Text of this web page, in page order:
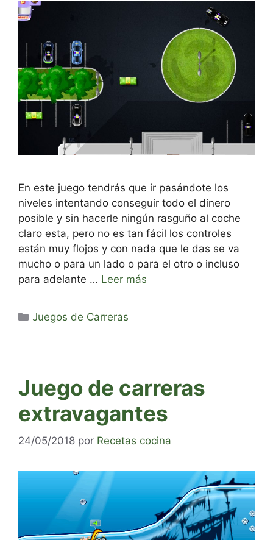
En este juego tendrás que ir pasándote los
niveles intentando conseguir todo el dinero
posible y sin hacerle ningún rasguño al coche
claro esta, pero no es tan fácil los controles
están muy flojos y con nada que le das se va
mucho o para un lado o para el otro o incluso
para adelante … Leer más
Categorías
Juegos de Carreras
Juego de carreras
extravagantes
24/05/2018 por Recetas cocina